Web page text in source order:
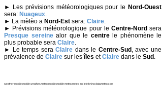
► Les prévisions météorologiques pour le Nord-Ouest
sera: Nuageux.
► La mètèo a Nord-Est sera: Claire.
► Prévisions météorologique pour le Centre-Nord sera
Presque sereinealor que le centrele phénomène le
plus probable sera Claire.
►
Le temps seraClaire dans le Centre-Sud , avec une
prévalence de Claire sur lesîles etClaire dans le Sud .
weather mobile,mobile weather,meteo mobile,mobile meteo,meteo sul telefonino datameteo.com